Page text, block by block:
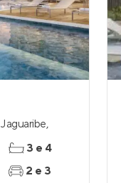
Jaguaribe,
3 e 4
2 e 3